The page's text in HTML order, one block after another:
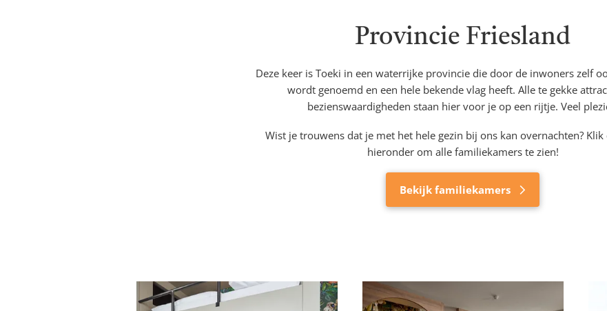
Provincie Friesland
Deze keer is Toeki in een waterrijke provincie die door de inwoners zelf
wordt genoemd en een hele bekende vlag heeft. Alle te gekke
bezienswaardigheden staan hier voor je op een rijtje. Veel
Wist je trouwens dat je met het hele gezin bij ons kan overnachten?
hieronder om alle familiekamers te zien!
Bekijk familiekamers